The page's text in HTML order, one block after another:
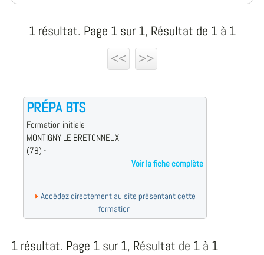
1 résultat. Page 1 sur 1, Résultat de 1 à 1
<<
>>
PRÉPA BTS
Formation initiale
MONTIGNY LE BRETONNEUX
(78) -
Voir la fiche complète
Accédez directement au site présentant cette
formation
1 résultat. Page 1 sur 1, Résultat de 1 à 1